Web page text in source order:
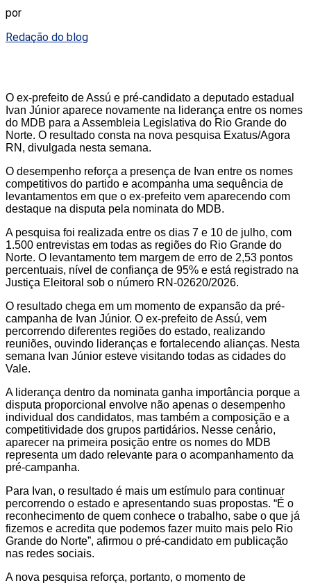
por
Redação do blog
O ex-prefeito de Assú e pré-candidato a deputado estadual
Ivan Júnior aparece novamente na liderança entre os nomes
do MDB para a Assembleia Legislativa do Rio Grande do
Norte. O resultado consta na nova pesquisa Exatus/Agora
RN, divulgada nesta semana.
O desempenho reforça a presença de Ivan entre os nomes
competitivos do partido e acompanha uma sequência de
levantamentos em que o ex-prefeito vem aparecendo com
destaque na disputa pela nominata do MDB.
A pesquisa foi realizada entre os dias 7 e 10 de julho, com
1.500 entrevistas em todas as regiões do Rio Grande do
Norte. O levantamento tem margem de erro de 2,53 pontos
percentuais, nível de confiança de 95% e está registrado na
Justiça Eleitoral sob o número RN-02620/2026.
O resultado chega em um momento de expansão da pré-
campanha de Ivan Júnior. O ex-prefeito de Assú, vem
percorrendo diferentes regiões do estado, realizando
reuniões, ouvindo lideranças e fortalecendo alianças. Nesta
semana Ivan Júnior esteve visitando todas as cidades do
Vale.
A liderança dentro da nominata ganha importância porque a
disputa proporcional envolve não apenas o desempenho
individual dos candidatos, mas também a composição e a
competitividade dos grupos partidários. Nesse cenário,
aparecer na primeira posição entre os nomes do MDB
representa um dado relevante para o acompanhamento da
pré-campanha.
Para Ivan, o resultado é mais um estímulo para continuar
percorrendo o estado e apresentando suas propostas. “É o
reconhecimento de quem conhece o trabalho, sabe o que já
fizemos e acredita que podemos fazer muito mais pelo Rio
Grande do Norte”, afirmou o pré-candidato em publicação
nas redes sociais.
A nova pesquisa reforça, portanto, o momento de